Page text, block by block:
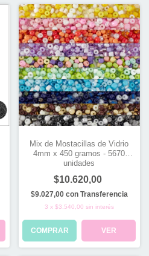
Mix de Mostacillas de Vidrio
4mm x 450 gramos - 5670
unidades
$10.620,00
$9.027,00 con Transferencia
3 x $3.540,00 sin interés
COMPRAR VER